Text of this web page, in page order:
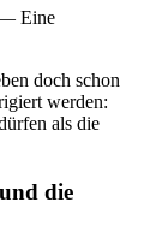
— Eine
doch schon
werden:
als die
die